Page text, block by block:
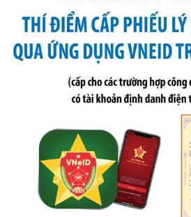
Ngày ban hành: 21/07/2026
Số kí hiệu:291/2026/NĐ-CP
Tên: Nghị định số 291/2026/NĐ-CP
ngày 19 tháng 10 năm 2020 của
phạt vi phạm hành chính về thuế,
sung bởi Nghị định số 102/2021/NĐ-
Ngày ban hành: 20/07/2026
Số kí hiệu:2303/QĐ-UBND
Tên: Quyết định công bố Danh mục
ban hành, được sửa đổi, bổ sung, bị
Quy trình nội bộ, quy trình điện tử
chính trong một số lĩnh vực thuộc